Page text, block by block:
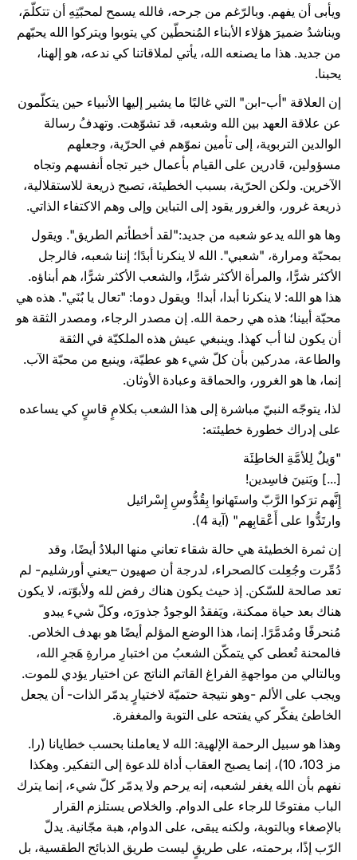
ويأبى أن يفهم. وبالرّغم من جرحه، فالله يسمح لمحبّتِهِ أن تتكلّمَ،
ويناشدُ ضميرَ هؤلاء الأبناء المُنحطّين كي يتوبوا ويتركوا الله يحبّهم
من جديد. هذا ما يصنعه الله، يأتي لملاقاتنا كي ندعه، هو إلهنا،
يحبنا.
إن العلاقة "أب-ابن" التي غالبًا ما يشير إليها الأنبياء حين يتكلّمون
عن علاقة العهد بين الله وشعبه، قد تشوّهت. وتهدفُ رسالة
الوالدين التربوية، إلى تأمين نموّهم في الحرّية، وجعلهم
مسؤولين، قادرين على القيام بأعمال خير تجاه أنفسهم وتجاه
الآخرين. ولكن الحرّية، بسبب الخطيئة، تصبح ذريعة للاستقلالية،
ذريعة غرور، والغرور يقود إلى التباين وإلى وهم الاكتفاء الذاتي.
وها هو الله يدعو شعبه من جديد:"لقد أخطأتم الطريق". ويقول
بمحبّة ومرارة، "شعبي". الله لا ينكرنا أبدًا؛ إننا شعبه، فالرجل
الأكثر شرًّا، والمرأة الأكثر شرًّا، والشعب الأكثر شرًّا، هم أبناؤه.
هذا هو الله: لا ينكرنا أبدا، أبدا! ويقول دوما: "تعال يا بُنَي". هذه هي
محبّة أبينا؛ هذه هي رحمة الله. إن مصدر الرجاء، ومصدر الثقة هو
أن يكون لنا أب كهذا. وينبغي عيش هذه الملكيّة في الثقة
والطاعة، مدركين بأن كلّ شيء هو عطيّة، وينبع من محبّة الآب.
إنما، ها هو الغرور، والحماقة وعبادة الأوثان.
لذا، يتوجّه النبيّ مباشرة إلى هذا الشعب بكلامٍ قاسٍ كي يساعده
على إدراك خطورة خطيئته:
"وَيلٌ لِلأمَّةِ الخاطِئَة
[...] وبَنينَ فاسِدين!
إِنَّهم ترَكوا الرَّبّ واستَهانوا بِقُدُّوسِ إِسْرائيل
وارتَدُّوا على أَعْقابِهم" (آية 4).
إن ثمرة الخطيئة هي حالة شقاء تعاني منها البلادُ أيضًا، وقد
دُمِّرت وجُعِلت كالصحراء، لدرجة أن صهيون –يعني أورشليم- لم
تعد صالحة للسّكن. إذ حيث يكون هناك رفض لله ولأبوّته، لا يكون
هناك بعد حياة ممكنة، ويَفقدُ الوجودُ جذورَه، وكلّ شيء يبدو
مُنحرفًا ومُدمَّرًا. إنما، هذا الوضع المؤلم أيضًا هو بهدف الخلاص.
فالمحنة تُعطى كي يتمكّن الشعبُ من اختبارِ مرارةِ هَجرِ الله،
وبالتالي من مواجهةِ الفراغ القاتم الناتج عن اختيار يؤدي للموت.
ويجب على الألم -وهو نتيجة حتميّة لاختيارٍ يدمّر الذات- أن يجعل
الخاطئ يفكّر كي يفتحه على التوبة والمغفرة.
وهذا هو سبيل الرحمة الإلهية: الله لا يعاملنا بحسب خطايانا (را.
مز 103، 10)، إنما يصبح العقاب أداة للدعوة إلى التفكير. وهكذا
نفهم بأن الله يغفر لشعبه، إنه يرحم ولا يدمّر كلّ شيء، إنما يترك
الباب مفتوحًا للرجاء على الدوام. والخلاص يستلزم القرار
بالإصغاء وبالتوبة، ولكنه يبقى، على الدوام، هبة مجّانية. يدلّ
الرّب إذًا، برحمته، على طريقٍ ليست طريق الذبائح الطقسية، بل